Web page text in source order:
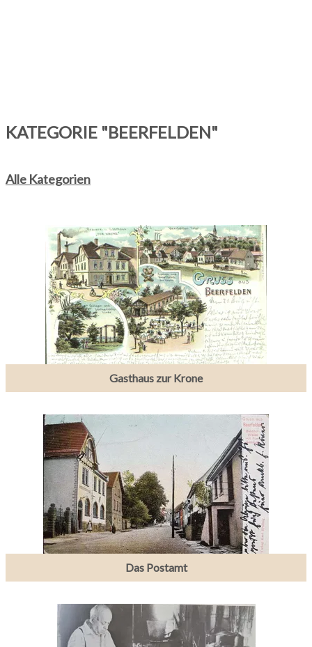
KATEGORIE "BEERFELDEN"
Alle Kategorien
Gasthaus zur Krone
Das Postamt